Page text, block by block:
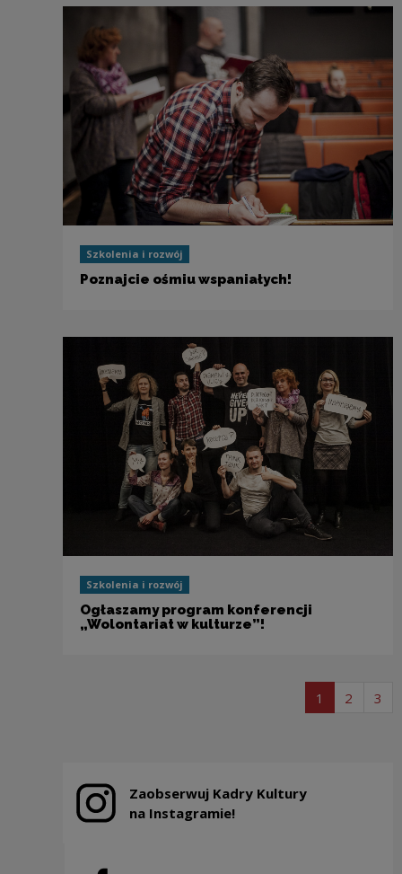
Szkolenia i rozwój
Poznajcie ośmiu wspaniałych!
Szkolenia i rozwój
Ogłaszamy program konferencji
„Wolontariat w kulturze”!
1 strona listy
2 strona
3
Zaobserwuj Kadry Kultury
na Instagramie!
Uwaga, link zostanie otwarty w nowym oknie